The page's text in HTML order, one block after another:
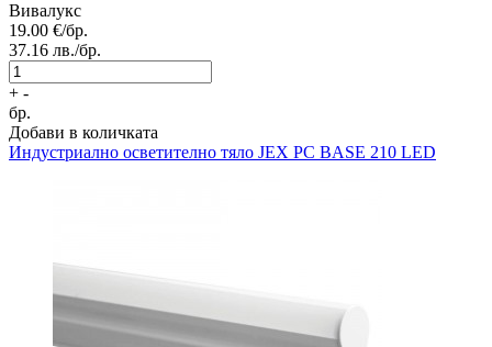
Вивалукс
19.00 €/бр.
37.16 лв./бр.
+ -
бр.
Добави в количката
Индустриално осветително тяло JEX PC BASE 210 LED